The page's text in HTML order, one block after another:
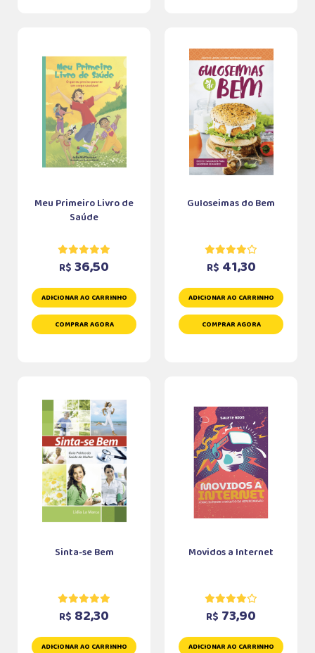
Meu Primeiro Livro de
Saúde
R$ 36,50
ADICIONAR AO CARRINHO
COMPRAR AGORA
Guloseimas do Bem
R$ 41,30
ADICIONAR AO CARRINHO
COMPRAR AGORA
Sinta-se Bem
R$ 82,30
ADICIONAR AO CARRINHO
Movidos a Internet
R$ 73,90
ADICIONAR AO CARRINHO